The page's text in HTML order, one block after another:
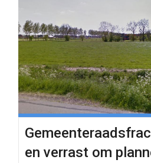
en verrast om